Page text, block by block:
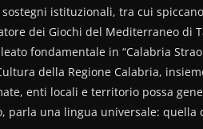
istituzionali, tra cui
dei Giochi del Mediterraneo di
fondamentale in “Calabria
della Regione Calabria,
enti locali e territorio possa
parla una lingua universale: